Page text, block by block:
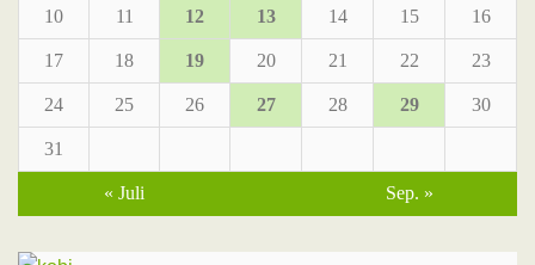
10 11 12 13 14 15 16
17 18 19 20 21 22 23
24 25 26 27 28 29 30
31
« Juli Sep. »